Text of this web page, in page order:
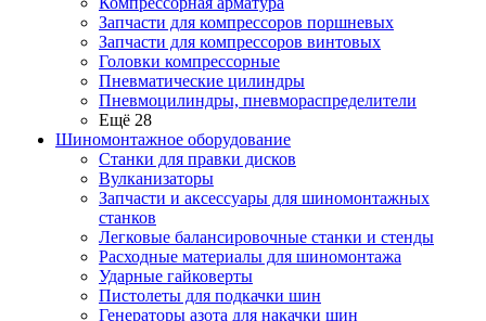
Запчасти для компрессоров поршневых
Запчасти для компрессоров винтовых
Головки компрессорные
Пневматические цилиндры
Пневмоцилиндры, пневмораспределители
Ещё 28
Шиномонтажное оборудование
Станки для правки дисков
Вулканизаторы
Запчасти и аксессуары для шиномонтажных
станков
Легковые балансировочные станки и стенды
Расходные материалы для шиномонтажа
Ударные гайковерты
Пистолеты для подкачки шин
Генераторы азота для накачки шин